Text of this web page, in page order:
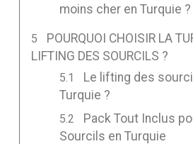
moins cher en Turquie ?
POURQUOI CHOISIR LA
LIFTING DES SOURCILS ?
Le lifting des
Turquie ?
Pack Tout Inclus
Sourcils en Turquie